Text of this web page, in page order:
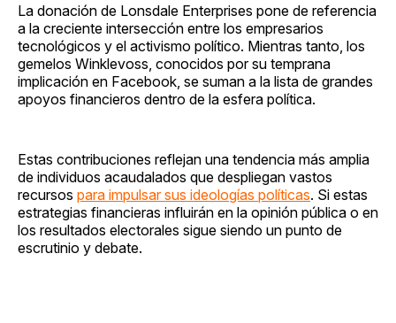
La donación de Lonsdale Enterprises pone de referencia
a la creciente intersección entre los empresarios
tecnológicos y el activismo político. Mientras tanto, los
gemelos Winklevoss, conocidos por su temprana
implicación en Facebook, se suman a la lista de grandes
apoyos financieros dentro de la esfera política.
Estas contribuciones reflejan una tendencia más amplia
de individuos acaudalados que despliegan vastos
recursos para impulsar sus ideologías políticas. Si estas
estrategias financieras influirán en la opinión pública o en
los resultados electorales sigue siendo un punto de
escrutinio y debate.